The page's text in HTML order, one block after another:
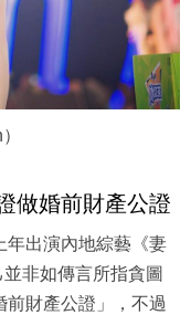
做婚前財產公證
年出演內地綜藝《妻
非如傳言所指貪圖
財產公證」，不過